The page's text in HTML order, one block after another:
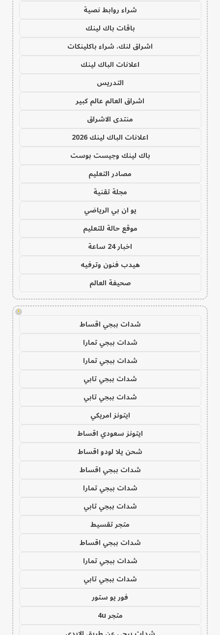
شراء روابط نصية
باقات باك لينك
اشراق لنك، شراء باكلينكات
اعلانات الباك لينك
التدريس
اشراق العالم عالم كبير
منتدى الاشراق
اعلانات الباك لينك 2026
باك لينك وجيست بوست
مصادر التعليم
مجلة تقنية
يو ان بي الرياضي
موقع حالة للتعليم
اخبار 24 ساعة
هيدب فنون وترفيه
صحيفة العالم
!
شدات ببجي اقساط
شدات ببجي تمارا
شدات ببجي تمارا
شدات ببجي تابي
شدات ببجي تابي
ايتونز امريكي
ايتونز سعودي اقساط
شحن يلا لودو اقساط
شدات ببجي اقساط
شدات ببجي تمارا
شدات ببجي تابي
متجر تقسيط
شدات ببجي اقساط
شدات ببجي تمارا
شدات ببجي تابي
فور يو ستور
متجر 4u